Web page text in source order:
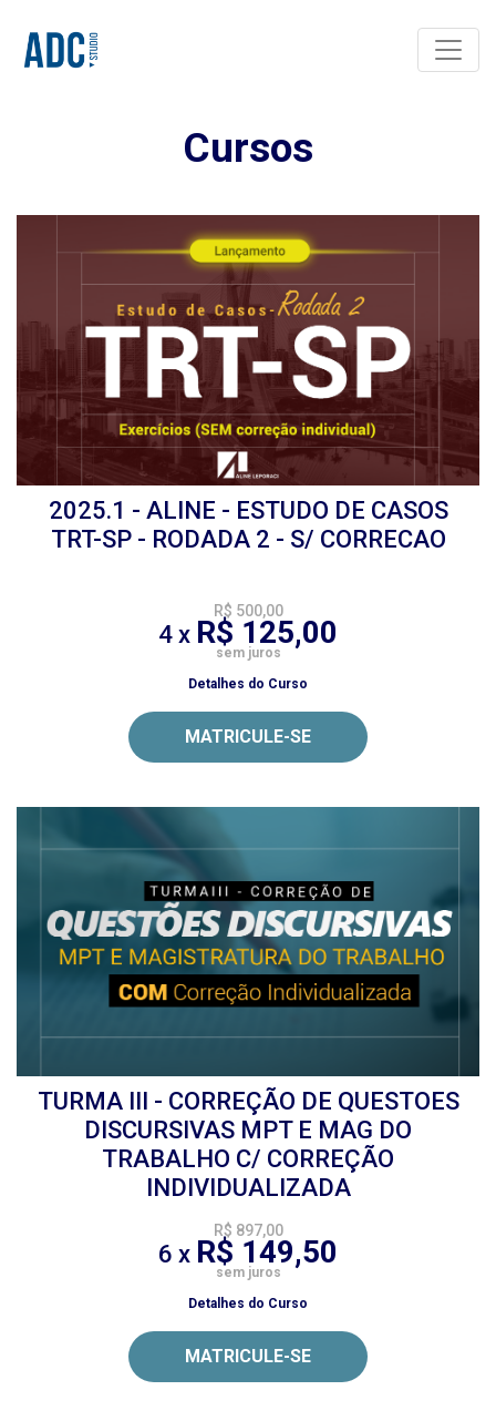
Cursos
2025.1 - ALINE - ESTUDO DE CASOS
TRT-SP - RODADA 2 - S/ CORRECAO
R$ 500,00
4 x R$ 125,00
sem juros
Detalhes do Curso
MATRICULE-SE
TURMA III - CORREÇÃO DE QUESTOES
DISCURSIVAS MPT E MAG DO
TRABALHO C/ CORREÇÃO
INDIVIDUALIZADA
R$ 897,00
6 x R$ 149,50
sem juros
Detalhes do Curso
MATRICULE-SE